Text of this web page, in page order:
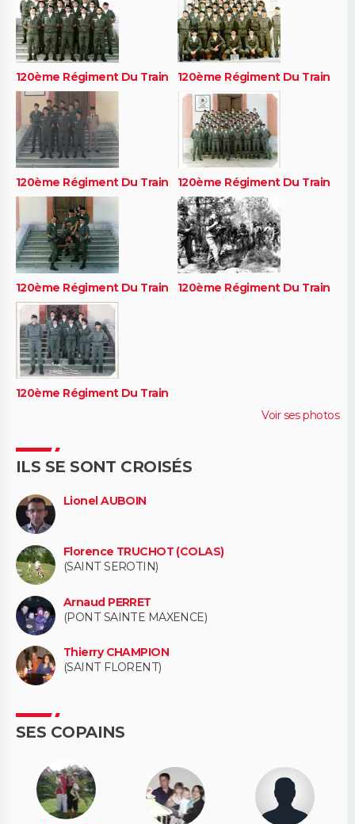
120ème Régiment Du Train 120ème Régiment Du Train
120ème Régiment Du Train 120ème Régiment Du Train
120ème Régiment Du Train 120ème Régiment Du Train
120ème Régiment Du Train
Voir ses photos
ILS SE SONT CROISÉS
Lionel AUBOIN
Florence TRUCHOT (COLAS)
(SAINT SEROTIN)
Arnaud PERRET
(PONT SAINTE MAXENCE)
Thierry CHAMPION
(SAINT FLORENT)
SES COPAINS